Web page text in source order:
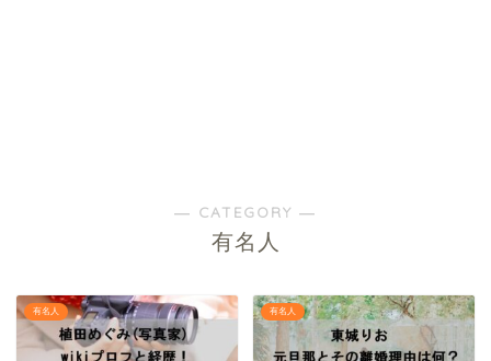
― CATEGORY ―
有名人
有名人 有名人